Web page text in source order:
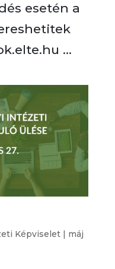
esetén a
...
Képviselet| máj